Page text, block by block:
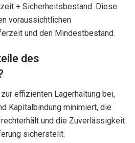
+ Sicherheitsbestand. Diese
voraussichtlichen
und den Mindestbestand.
des
effizienten Lagerhaltung bei,
Kapitalbindung minimiert, die
und die Zuverlässigkeit
sicherstellt.